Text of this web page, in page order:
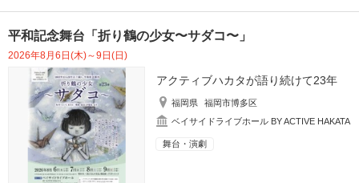
平和記念舞台「折り鶴の少女〜サダコ〜」
2026年8月6日(木)～9日(日)
アクティブハカタが語り続けて23年
福岡県
福岡市博多区
ベイサイドライブホール BY ACTIVE HAKATA
舞台・演劇